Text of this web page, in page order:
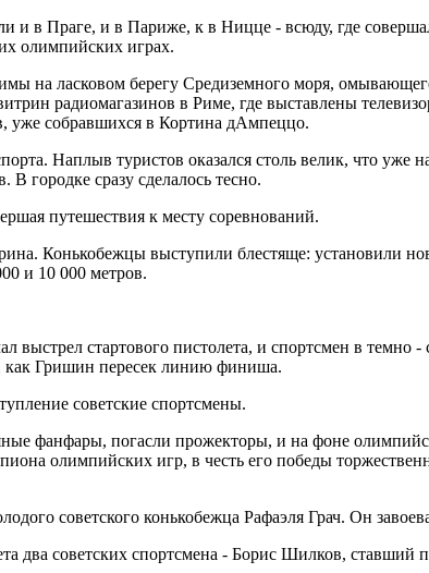
в Праге, и в Париже, к в Ницце - всюду, где
олимпийских играх.
на ласковом берегу Средиземного моря,
радиомагазинов в Риме, где выставлены
уже собравшихся в Кортина дАмпеццо.
Наплыв туристов оказался столь велик, что уже
городке сразу сделалось тесно.
путешествия к месту соревнований.
Конькобежцы выступили блестяще: установили
и 10 000 метров.
стартового пистолета, и спортсмен в темно -
как Гришин пересек линию финиша.
советские спортсмены.
фанфары, погасли прожекторы, и на фоне
олимпийских игр, в честь его победы
советского конькобежца Рафаэля Грач. Он
два советских спортсмена - Борис Шилков,